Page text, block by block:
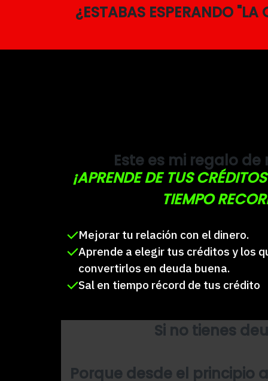
¿ESTABAS ESPERANDO "LA
Este es mi regalo de
¡APRENDE DE TUS
TIEMPO
Mejorar tu relación con el dinero.
Aprende a elegir tus créditos y los
convertirlos en deuda buena.
Sal en tiempo récord de tus crédito
Si no tienes
Porque desde el principio